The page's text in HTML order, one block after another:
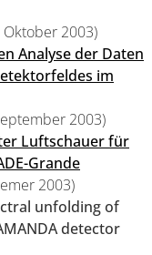
Oktober 2003)
Analyse der Daten
im
2003)
Luftschauer für
Grande
2003)
unfolding of
detector